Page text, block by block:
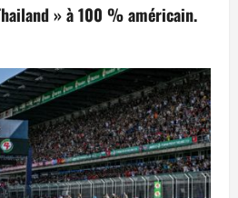
» à 100 % américain.